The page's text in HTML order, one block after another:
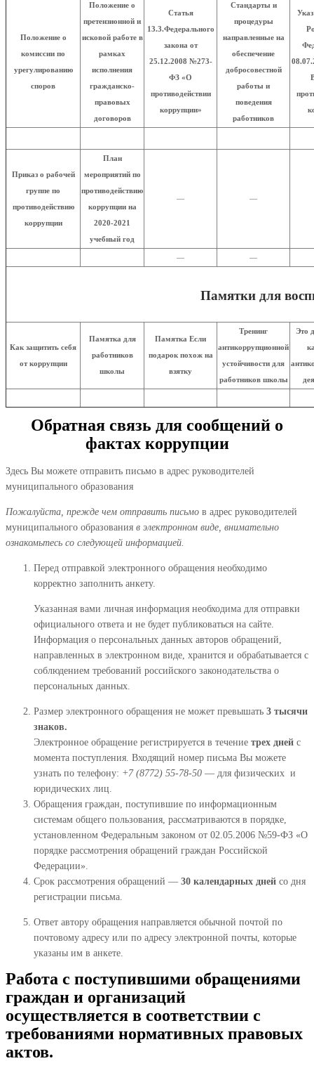
Положение о
комиссии по
урегулированию
споров
Положение о
претензионной и
исковой работе в
рамках
исполнения
гражданско-
правовых
договоров
Статья
13.3.Федерального
закона от
25.12.2008 №273-
ФЗ «О
противодействии
коррупции»
Стандарты и
процедуры
направленные на
обеспечение
добросовестной
работы и
поведения
работников
Приказ о рабочей
группе по
противодействию
коррупции
План
мероприятий по
противодействию
коррупции на
2020-2021
учебный год
— —
— —
Памятки для
Как защитить себя
от коррупции
Памятка для
работников
школы
Памятка Если
подарок похож на
взятку
Тренинг
антикоррупционной
устойчивости для
работников школы
Это
Обратная связь для сообщений о
фактах коррупции
Здесь Вы можете отправить письмо в адрес руководителей
муниципального образования
Пожалуйста, прежде чем отправить письмо в адрес руководителей
муниципального образования в электронном виде, внимательно
ознакомьтесь со следующей информацией.
Перед отправкой электронного обращения необходимо
корректно заполнить анкету.
Указанная вами личная информация необходима для отправки
официального ответа и не будет публиковаться на сайте.
Информация о персональных данных авторов обращений,
направленных в электронном виде, хранится и обрабатывается с
соблюдением требований российского законодательства о
персональных данных.
Размер электронного обращения не может превышать 3 тысячи
знаков.
Электронное обращение регистрируется в течение трех дней с
момента поступления. Входящий номер письма Вы можете
узнать по телефону: +7 (8772) 55-78-50 — для физических и
юридических лиц.
Обращения граждан, поступившие по информационным
системам общего пользования, рассматриваются в порядке,
установленном Федеральным законом от 02.05.2006 №59-ФЗ «О
порядке рассмотрения обращений граждан Российской
Федерации».
Срок рассмотрения обращений — 30 календарных дней со дня
регистрации письма.
Ответ автору обращения направляется обычной почтой по
почтовому адресу или по адресу электронной почты, которые
указаны им в анкете.
Работа с поступившими обращениями
граждан и организаций
осуществляется в соответствии с
требованиями нормативных правовых
актов.